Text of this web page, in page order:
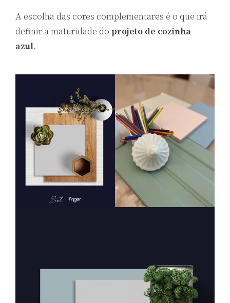
A escolha das cores complementares é o que irá
definir a maturidade do projeto de cozinha
azul.